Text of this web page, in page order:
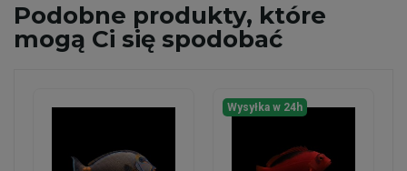
Podobne produkty, które
mogą Ci się spodobać
Wysyłka w 24h